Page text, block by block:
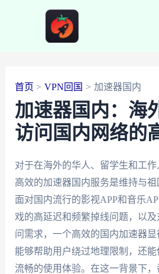
首页 VPN回国 加速器国内
加速器国内：海
访问国内网络的
对于在海外的华人、留学生和工
高效的加速器国内服务是维持与祖
面对国内流行的影视APP和音乐
戏的高延迟和频繁掉线问题，以
问需求，一个高效的国内加速器
能够帮助用户绕过地理限制，还
流畅的使用体验。在这一背景下